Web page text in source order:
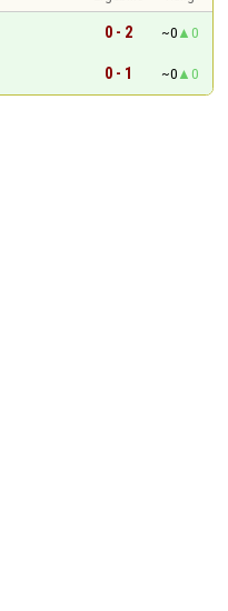
0 - 2 ~0
0
0 - 1 ~0 0